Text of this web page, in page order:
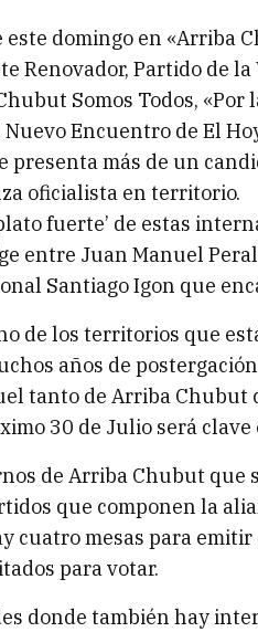
este domingo en «Arriba
Renovador, Partido de
Somos Todos,
Encuentro de El
presenta más de un
oficialista en territorio.
fuerte’ de estas
entre Juan Manuel
Santiago Igon que
de los territorios que
años de
tanto de Arriba Chubut
30 de Julio será
de Arriba Chubut que
que componen la
cuatro mesas para
para votar.
donde también hay